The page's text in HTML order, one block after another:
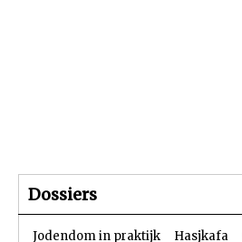
Dossiers
Jodendom in praktijk Hasjkafa